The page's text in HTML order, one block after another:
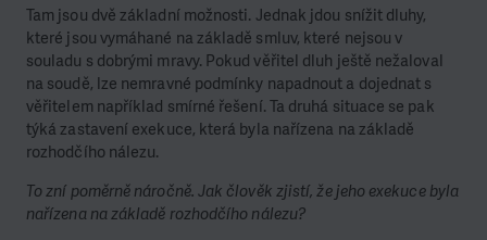
Tam jsou dvě základní možnosti. Jednak jdou snížit dluhy,
které jsou vymáhané na základě smluv, které nejsou v
souladu s dobrými mravy. Pokud věřitel dluh ještě nežaloval
na soudě, lze nemravné podmínky napadnout a dojednat s
věřitelem například smírné řešení. Ta druhá situace se pak
týká zastavení exekuce, která byla nařízena na základě
rozhodčího nálezu.
To zní poměrně náročně. Jak člověk zjistí, že jeho exekuce byla
nařízena na základě rozhodčího nálezu?